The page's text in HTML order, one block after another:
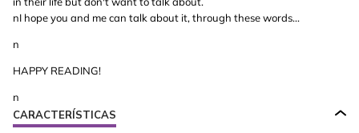
nI hope you and me can talk about it, through these words...
n
HAPPY READING!
n
CARACTERÍSTICAS